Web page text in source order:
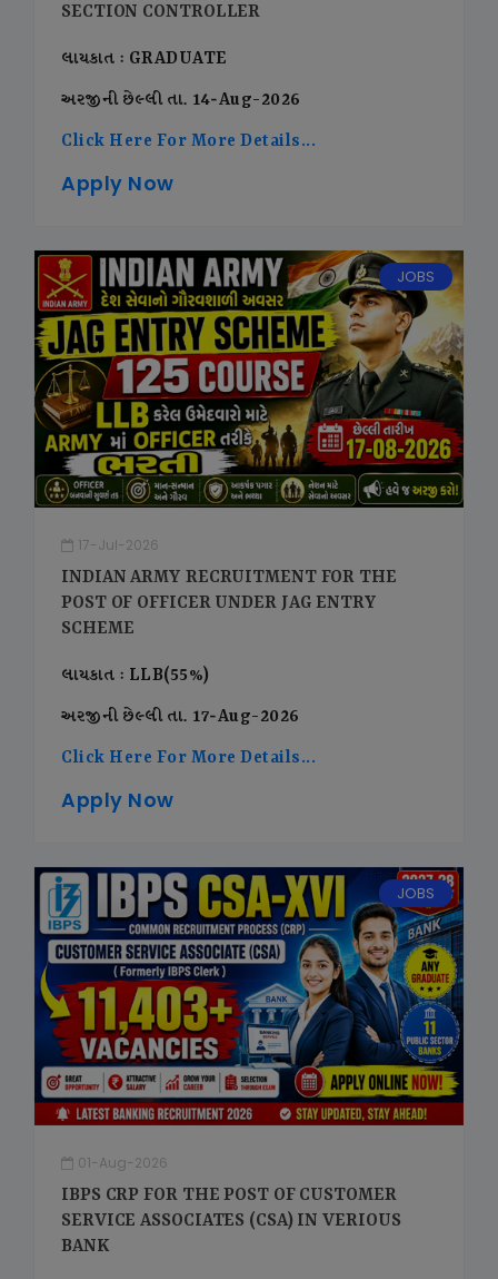
SECTION CONTROLLER
લાયકાત : GRADUATE
અરજીની છેલ્લી તા. 14-Aug-2026
Click Here For More Details...
Apply Now
JOBS
17-Jul-2026
INDIAN ARMY RECRUITMENT FOR THE
POST OF OFFICER UNDER JAG ENTRY
SCHEME
લાયકાત : LLB(55%)
અરજીની છેલ્લી તા. 17-Aug-2026
Click Here For More Details...
Apply Now
JOBS
01-Aug-2026
IBPS CRP FOR THE POST OF CUSTOMER
SERVICE ASSOCIATES (CSA) IN VERIOUS
BANK